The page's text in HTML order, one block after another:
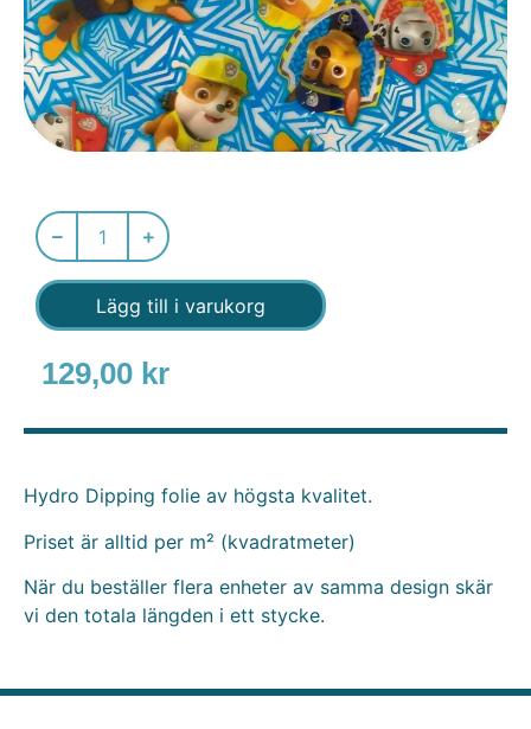
Lägg till i varukorg
129,00 kr
Hydro Dipping folie av högsta kvalitet.
Priset är alltid per m² (kvadratmeter)
När du beställer flera enheter av samma design skär
vi den totala längden i ett stycke.